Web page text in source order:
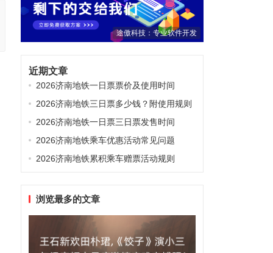
途傲科技：专业软件开发
近期文章
2026济南地铁一日票票价及使用时间
2026济南地铁三日票多少钱？附使用规则
2026济南地铁一日票三日票发售时间
2026济南地铁乘车优惠活动常见问题
2026济南地铁累积乘车赠票活动规则
浏览最多的文章